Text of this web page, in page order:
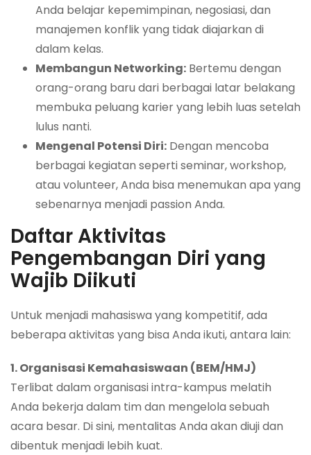
Anda belajar kepemimpinan, negosiasi, dan
manajemen konflik yang tidak diajarkan di
dalam kelas.
Membangun Networking: Bertemu dengan
orang-orang baru dari berbagai latar belakang
membuka peluang karier yang lebih luas setelah
lulus nanti.
Mengenal Potensi Diri: Dengan mencoba
berbagai kegiatan seperti seminar, workshop,
atau volunteer, Anda bisa menemukan apa yang
sebenarnya menjadi passion Anda.
Daftar Aktivitas
Pengembangan Diri yang
Wajib Diikuti
Untuk menjadi mahasiswa yang kompetitif, ada
beberapa aktivitas yang bisa Anda ikuti, antara lain:
1. Organisasi Kemahasiswaan (BEM/HMJ)
Terlibat dalam organisasi intra-kampus melatih
Anda bekerja dalam tim dan mengelola sebuah
acara besar. Di sini, mentalitas Anda akan diuji dan
dibentuk menjadi lebih kuat.